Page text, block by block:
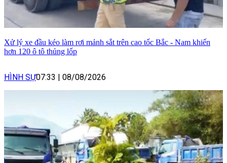
Xử lý xe đầu kéo làm rơi mảnh sắt trên cao tốc Bắc - Nam khiến
hơn 120 ô tô thủng lốp
HÌNH SỰ07:33 | 08/08/2026